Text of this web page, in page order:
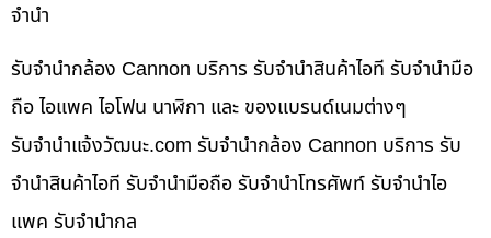
จำนำ
รับจำนำกล้อง Cannon บริการ รับจำนำสินค้าไอที รับจำนำมือ
ถือ ไอแพค ไอโฟน นาฬิกา และ ของแบรนด์เนมต่างๆ
รับจํานําแจ้งวัฒนะ.com รับจำนำกล้อง Cannon บริการ รับ
จำนำสินค้าไอที รับจำนำมือถือ รับจำนำโทรศัพท์ รับจำนำไอ
แพค รับจำนำกล